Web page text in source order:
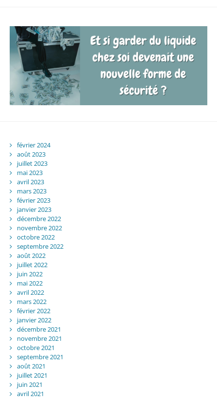
février 2024
août 2023
juillet 2023
mai 2023
avril 2023
mars 2023
février 2023
janvier 2023
décembre 2022
novembre 2022
octobre 2022
septembre 2022
août 2022
juillet 2022
juin 2022
mai 2022
avril 2022
mars 2022
février 2022
janvier 2022
décembre 2021
novembre 2021
octobre 2021
septembre 2021
août 2021
juillet 2021
juin 2021
avril 2021